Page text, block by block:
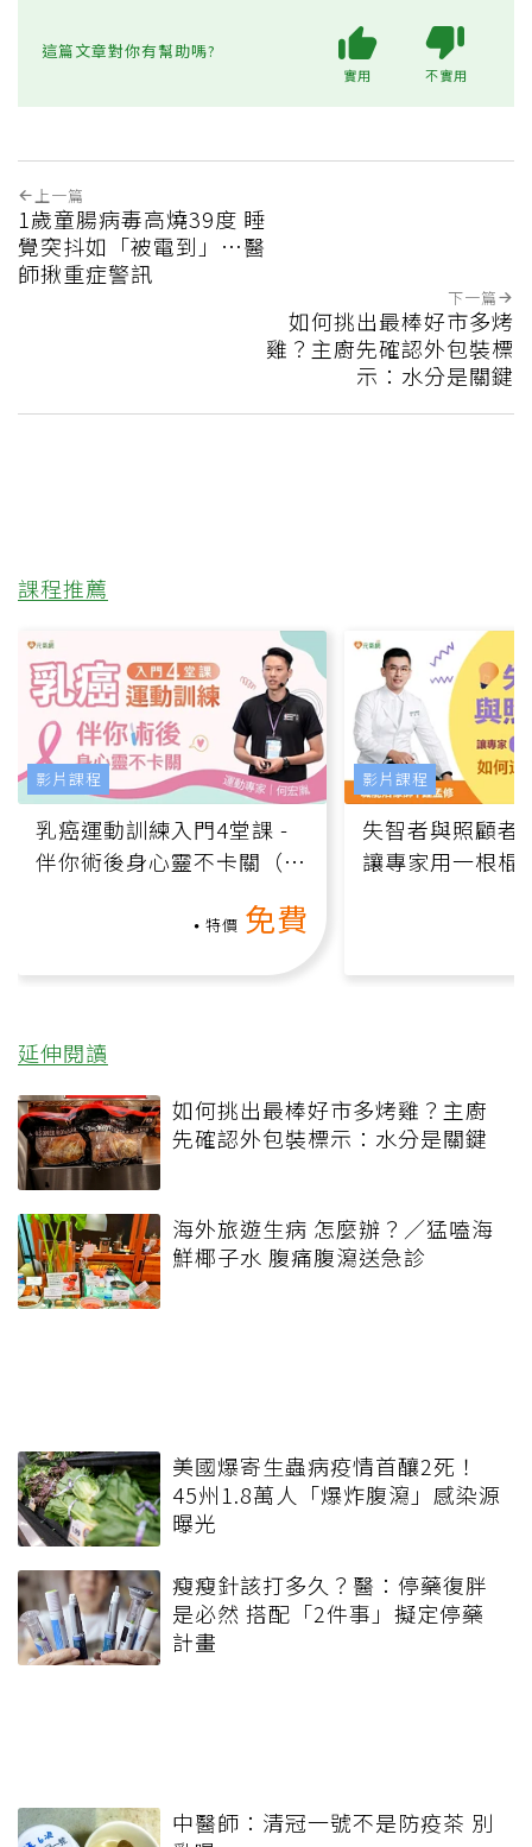
這篇文章對你有幫助嗎?
實用 不實用
上一篇
1歲童腸病毒高燒39度 睡
覺突抖如「被電到」…醫
師揪重症警訊
下一篇
如何挑出最棒好市多烤
雞？主廚先確認外包裝標
示：水分是關鍵
課程推薦
乳癌運動訓練入門4堂課 -
伴你術後身心靈不卡關（線
特價 免費
影片課程
失智者與照顧者
讓專家用一根棍
影片課程
延伸閱讀
如何挑出最棒好市多烤雞？主廚
先確認外包裝標示：水分是關鍵
海外旅遊生病 怎麼辦？／猛嗑海
鮮椰子水 腹痛腹瀉送急診
美國爆寄生蟲病疫情首釀2死！
45州1.8萬人「爆炸腹瀉」感染源
曝光
瘦瘦針該打多久？醫：停藥復胖
是必然 搭配「2件事」擬定停藥
計畫
中醫師：清冠一號不是防疫茶 別